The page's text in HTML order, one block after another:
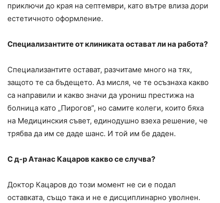
приключи до края на септември, като вътре влиза дори
естетичното оформление.
Специализантите от клиниката остават ли на работа?
Специализантите остават, разчитаме много на тях,
защото те са бъдещето. Аз мисля, че те осъзнаха какво
са направили и какво значи да урониш престижа на
болница като „Пирогов”, но самите колеги, които бяха
на Медицинския съвет, единодушно взеха решение, че
трябва да им се даде шанс. И той им бе даден.
С д-р Атанас Кацаров какво се случва?
Доктор Кацаров до този момент не си е подал
оставката, също така и не е дисциплинарно уволнен.